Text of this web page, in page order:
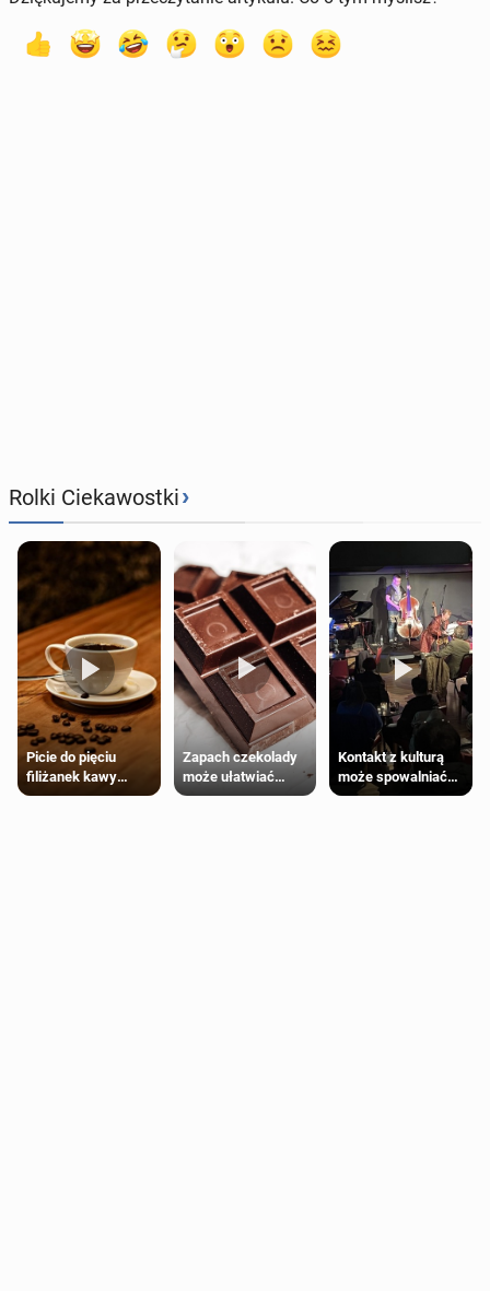
Rolki Ciekawostki›
Picie do pięciu
filiżanek kawy
dziennie jest
Zapach czekolady
może ułatwiać
trening siłowy
Kontakt z kulturą
może spowalniać
starzenie